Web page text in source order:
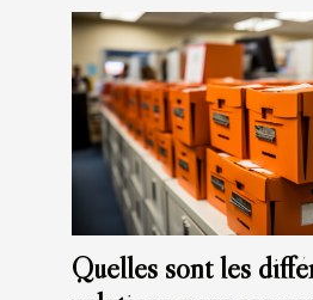
Quelles sont les